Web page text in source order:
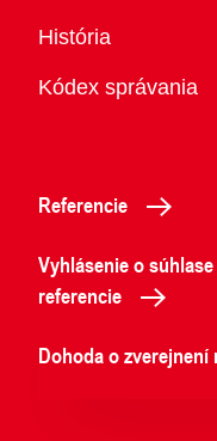
História
Kódex správania
Referencie
Vyhlásenie o
referencie
Dohoda o zverejnení